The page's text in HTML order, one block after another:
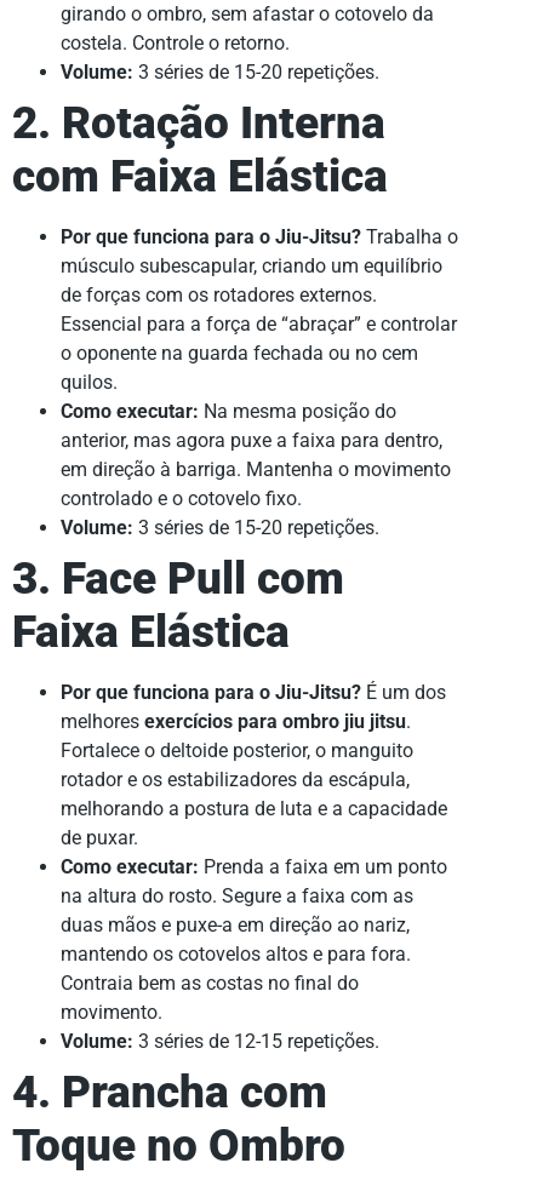
girando o ombro, sem afastar o cotovelo da
costela. Controle o retorno.
Volume: 3 séries de 15-20 repetições.
2. Rotação Interna
com Faixa Elástica
Por que funciona para o Jiu-Jitsu? Trabalha o
músculo subescapular, criando um equilíbrio
de forças com os rotadores externos.
Essencial para a força de “abraçar” e controlar
o oponente na guarda fechada ou no cem
quilos.
Como executar: Na mesma posição do
anterior, mas agora puxe a faixa para dentro,
em direção à barriga. Mantenha o movimento
controlado e o cotovelo fixo.
Volume: 3 séries de 15-20 repetições.
3. Face Pull com
Faixa Elástica
Por que funciona para o Jiu-Jitsu? É um dos
melhores exercícios para ombro jiu jitsu.
Fortalece o deltoide posterior, o manguito
rotador e os estabilizadores da escápula,
melhorando a postura de luta e a capacidade
de puxar.
Como executar: Prenda a faixa em um ponto
na altura do rosto. Segure a faixa com as
duas mãos e puxe-a em direção ao nariz,
mantendo os cotovelos altos e para fora.
Contraia bem as costas no final do
movimento.
Volume: 3 séries de 12-15 repetições.
4. Prancha com
Toque no Ombro